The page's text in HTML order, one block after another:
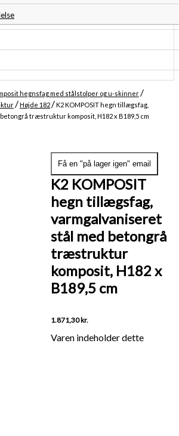
hegnsfag med stålstolper og u-skinner /
/Højde 182 /K2 KOMPOSIT hegn tillægsfag,
træstruktur komposit, H182 x B189,5 cm
K2 KOMPOSIT
hegn tillægsfag,
varmgalvaniseret
stål med betongrå
træstruktur
komposit, H182 x
B189,5 cm
1.871,30kr.
Få en "på lager igen" email